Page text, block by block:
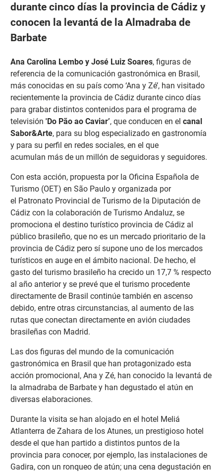
durante cinco días la provincia de Cádiz y
conocen la levantá de la Almadraba de
Barbate
Ana Carolina Lembo y José Luiz Soares, figuras de
referencia de la comunicación gastronómica en Brasil,
más conocidas en su país como ‘Ana y Zé’, han visitado
recientemente la provincia de Cádiz durante cinco días
para grabar distintos contenidos para el programa de
televisión 'Do Pão ao Caviar’, que conducen en el canal
Sabor&Arte, para su blog especializado en gastronomía
y para su perfil en redes sociales, en el que
acumulan más de un millón de seguidoras y seguidores.
Con esta acción, propuesta por la Oficina Española de
Turismo (OET) en São Paulo y organizada por
el Patronato Provincial de Turismo de la Diputación de
Cádiz con la colaboración de Turismo Andaluz, se
promociona el destino turístico provincia de Cádiz al
público brasileño, que no es un mercado prioritario de la
provincia de Cádiz pero sí supone uno de los mercados
turísticos en auge en el ámbito nacional. De hecho, el
gasto del turismo brasileño ha crecido un 17,7 % respecto
al año anterior y se prevé que el turismo procedente
directamente de Brasil continúe también en ascenso
debido, entre otras circunstancias, al aumento de las
rutas que conectan directamente en avión ciudades
brasileñas con Madrid.
Las dos figuras del mundo de la comunicación
gastronómica en Brasil que han protagonizado esta
acción promocional, Ana y Zé, han conocido la levantá de
la almadraba de Barbate y han degustado el atún en
diversas elaboraciones.
Durante la visita se han alojado en el hotel Meliá
Atlanterra de Zahara de los Atunes, un prestigioso hotel
desde el que han partido a distintos puntos de la
provincia para conocer, por ejemplo, las instalaciones de
Gadira, con un ronqueo de atún; una cena degustación en